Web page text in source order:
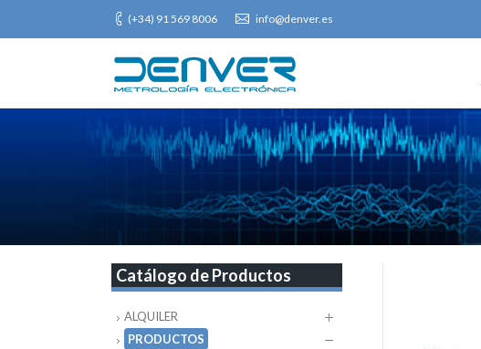
(+34) 91 569 8006 info@denver.es
Catálogo de Productos
ALQUILER
PRODUCTOS